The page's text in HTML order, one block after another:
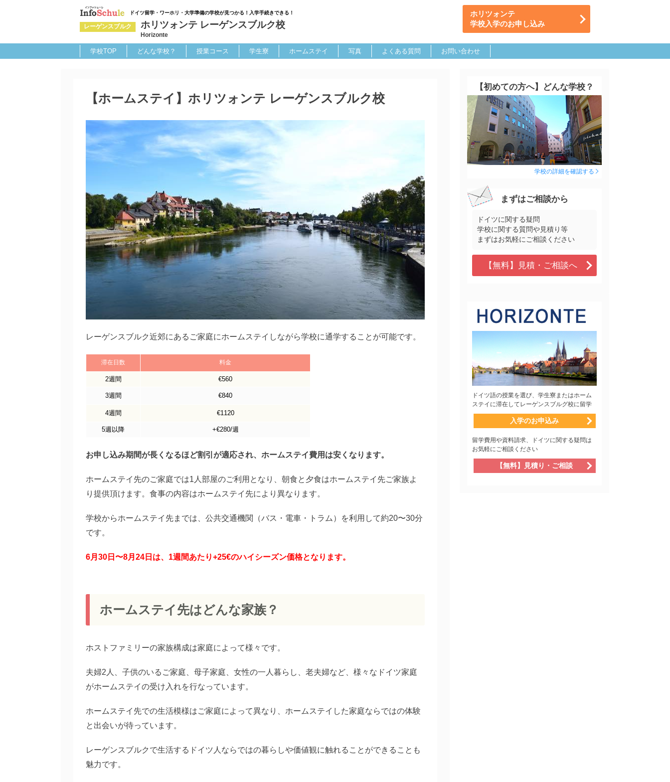
ドイツ留学・ワーホリ・大学準備の学校が見つかる！入学手続きできる！
レーゲンスブルク ホリツォンテ レーゲンスブルク校
Horizonte
ホリツォンテ
学校入学のお申し込み
学校TOP どんな学校？ 授業コース 学生寮 ホームステイ 写真 よくある質問 お問い合わせ
【ホームステイ】ホリツォンテ レーゲンスブルク校
レーゲンスブルク近郊にあるご家庭にホームステイしながら学校に通学することが可能です。
滞在日数 料金
2週間 €560
3週間 €840
4週間 €1120
5週以降 +€280/週
お申し込み期間が長くなるほど割引が適応され、ホームステイ費用は安くなります。
ホームステイ先のご家庭では1人部屋のご利用となり、朝食と夕食はホームステイ先ご家族よ
り提供頂けます。食事の内容はホームステイ先により異なります。
学校からホームステイ先までは、公共交通機関（バス・電車・トラム）を利用して約20〜30分
です。
6月30日〜8月24日は、1週間あたり+25€のハイシーズン価格となります。
ホームステイ先はどんな家族？
ホストファミリーの家族構成は家庭によって様々です。
夫婦2人、子供のいるご家庭、母子家庭、女性の一人暮らし、老夫婦など、様々なドイツ家庭
がホームステイの受け入れを行なっています。
ホームステイ先での生活模様はご家庭によって異なり、ホームステイした家庭ならではの体験
と出会いが待っています。
レーゲンスブルクで生活するドイツ人ならではの暮らしや価値観に触れることができることも
魅力です。
【初めての方へ】どんな学校？
学校の詳細を確認する
まずはご相談から
ドイツに関する疑問
学校に関する質問や見積り等
まずはお気軽にご相談ください
【無料】見積・ご相談へ
ドイツ語の授業を選び、学生寮またはホーム
ステイに滞在してレーゲンスブルグ校に留学
入学のお申込み
留学費用や資料請求、ドイツに関する疑問は
お気軽にご相談ください
【無料】見積り・ご相談